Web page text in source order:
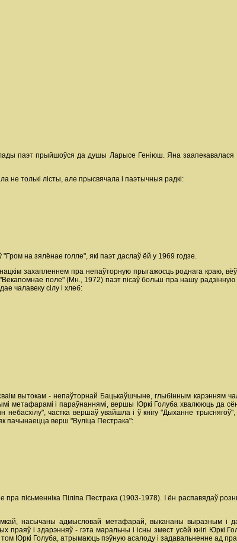
паэт прыйшоўся да душы Ларысе Геніюш. Яна заапекавалася
не толькі лісты, але прысвячала і паэтычныя радкі:
на зялёнае голле", які паэт даслаў ёй у 1969 годзе.
захапленнем пра непаўторную прыгажосць роднага краю, вёў
поле" (Мн., 1972) паэт пісаў больш пра нашу
чалавеку сілу і хлеб:
вытокам - непаўторнай Бацькаўшчыне, глыбінным карэнням
метафарамі і параўнаннямі, вершы Юркі Голуба хвалююць да
частка вершаў увайшла і ў кнігу "Дыханне
як пачынаецца верш "Вуліца Пестрака":
пісьменніка Піліпа Пестрака (1903-1978). І ён распавядаў
насычаны адмысловай метафарай, выкананы выразным і
і здарэнняў - гэта маральны і існы змест усёй кнігі Юркі
том Юркі Голуба, атрымаюць пэўную асалоду і задавальненне ад